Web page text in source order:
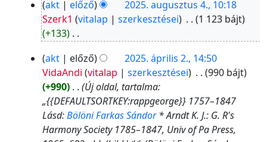
i
n
c
s
s
z
e
r
k
akt előző
2025. augusztus 4., 10:18
Szerk1 vitalap szerkesztései
1 123 bájt
+133 ‎
i
n
c
s
s
z
2025.
akt előző
2025. április 2., 14:50
VidaAndi vitalap szerkesztései
990 bájt
+990 ‎
Új oldal, tartalma:
„{{DEFAULTSORTKEY:rappgeorge}} 1757–1847
Lásd:Bölöni Farkas Sándor* Arndt K. J.: G. R's
Harmony Society 1785–1847, Univ of Pa Press,